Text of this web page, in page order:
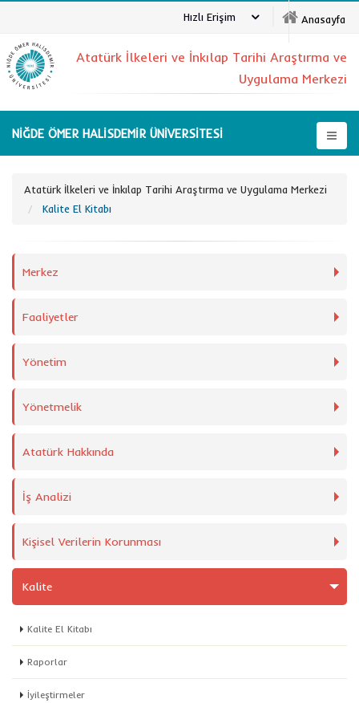
Anasayfa
Hızlı Erişim
NİĞDE ÖMER HALİSDEMİR ÜNİVERSİTESİ
Atatürk İlkeleri ve İnkılap Tarihi Araştırma ve
Uygulama Merkezi
Atatürk İlkeleri ve İnkılap Tarihi Araştırma ve Uygulama Merkezi
Kalite El Kitabı
Merkez
Faaliyetler
Yönetim
Yönetmelik
Atatürk Hakkında
İş Analizi
Kişisel Verilerin Korunması
Kalite
Kalite El Kitabı
Raporlar
İyileştirmeler